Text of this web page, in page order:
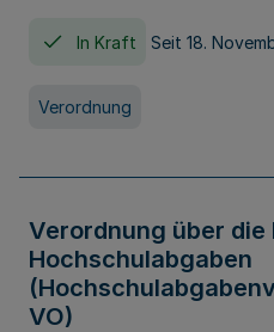
In Kraft Seit 18.
Verordnung
Verordnung über die
Hochschulabgaben
VO)